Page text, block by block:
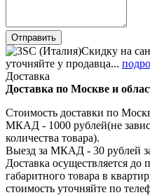
Скидку на
уточняйте у продавца...
Доставка
Доставка по Москве и
Стоимость доставки по
МКАД - 1000 рублей(не
количества товара).
Выезд за МКАД - 30 рублей
Доставка осуществляется до
габаритного товара в
стоимость уточняйте по